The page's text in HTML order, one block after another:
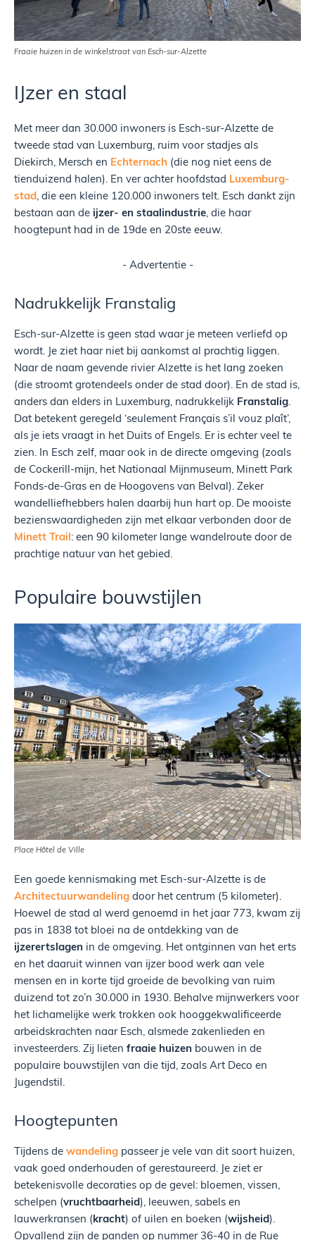
Fraaie huizen in de winkelstraat van Esch-sur-Alzette
IJzer en staal
Met meer dan 30.000 inwoners is Esch-sur-Alzette de
tweede stad van Luxemburg, ruim voor stadjes als
Diekirch, Mersch en Echternach (die nog niet eens de
tienduizend halen). En ver achter hoofdstad Luxemburg-
stad, die een kleine 120.000 inwoners telt. Esch dankt zijn
bestaan aan de ijzer- en staalindustrie, die haar
hoogtepunt had in de 19de en 20ste eeuw.
- Advertentie -
Nadrukkelijk Franstalig
Esch-sur-Alzette is geen stad waar je meteen verliefd op
wordt. Je ziet haar niet bij aankomst al prachtig liggen.
Naar de naam gevende rivier Alzette is het lang zoeken
(die stroomt grotendeels onder de stad door). En de stad is,
anders dan elders in Luxemburg, nadrukkelijk Franstalig.
Dat betekent geregeld ‘seulement Français s’il vouz plaît’,
als je iets vraagt in het Duits of Engels. Er is echter veel te
zien. In Esch zelf, maar ook in de directe omgeving (zoals
de Cockerill-mijn, het Nationaal Mijnmuseum, Minett Park
Fonds-de-Gras en de Hoogovens van Belval). Zeker
wandelliefhebbers halen daarbij hun hart op. De mooiste
bezienswaardigheden zijn met elkaar verbonden door de
Minett Trail: een 90 kilometer lange wandelroute door de
prachtige natuur van het gebied.
Populaire bouwstijlen
Place Hôtel de Ville
Een goede kennismaking met Esch-sur-Alzette is de
Architectuurwandeling door het centrum (5 kilometer).
Hoewel de stad al werd genoemd in het jaar 773, kwam zij
pas in 1838 tot bloei na de ontdekking van de
ijzerertslagen in de omgeving. Het ontginnen van het erts
en het daaruit winnen van ijzer bood werk aan vele
mensen en in korte tijd groeide de bevolking van ruim
duizend tot zo’n 30.000 in 1930. Behalve mijnwerkers voor
het lichamelijke werk trokken ook hooggekwalificeerde
arbeidskrachten naar Esch, alsmede zakenlieden en
investeerders. Zij lieten fraaie huizen bouwen in de
populaire bouwstijlen van die tijd, zoals Art Deco en
Jugendstil.
Hoogtepunten
Tijdens de wandeling passeer je vele van dit soort huizen,
vaak goed onderhouden of gerestaureerd. Je ziet er
betekenisvolle decoraties op de gevel: bloemen, vissen,
schelpen (vruchtbaarheid), leeuwen, sabels en
lauwerkransen (kracht) of uilen en boeken (wijsheid).
Opvallend zijn de panden op nummer 36-40 in de Rue